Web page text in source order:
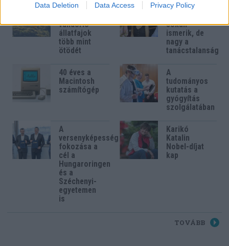
Data Deletion Data Access Privacy Policy
Kihalás
vándorló
állatfajok
több mint
ötödét
Mesterséges
sokan
ismerik, de
nagy a
tanácstalanság
40 éves a
Macintosh
számítógép
A
tudományos
kutatás a
gyógyítás
szolgálatában
A
versenyképesség
fokozása a
cél a
Hungaroringen
és a
Széchenyi-
egyetemen
is
Karikó
Katalin
Nobel-díjat
kap
TOVÁBB